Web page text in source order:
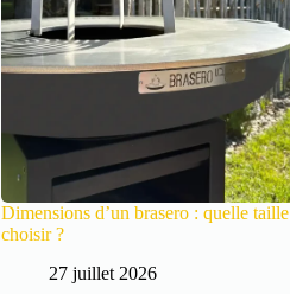
Dimensions d’un brasero : quelle taille
choisir ?
27 juillet 2026